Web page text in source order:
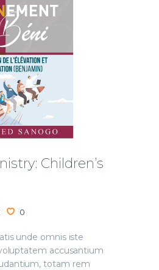
Children’s
0
unde omnis iste
accusantium
totam rem